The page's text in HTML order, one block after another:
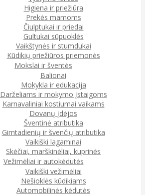
Higiena ir priežiūra
Prekės mamoms
Čiulptukai ir priedai
Gultukai sūpuoklės
Vaikštynės ir stumdukai
Kūdikių priežiūros priemonės
Mokslai ir šventės
Balionai
Mokykla ir edukacija
Darželiams ir mokymo įstaigoms
Karnavaliniai kostiumai vaikams
Dovanų įdėjos
Šventinė atributika
Gimtadienių ir švenčių atributika
Vaikiški lagaminai
Skėčiai, marškinėliai, kuprinės
Vežimėliai ir autokėdutės
Vaikiški vežimėliai
Nešioklės kūdikiams
Automobilinės kėdutės